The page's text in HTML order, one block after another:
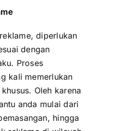
diperlukan
dengan
Proses
kali memerlukan
Oleh karena
anda mulai dari
hingga